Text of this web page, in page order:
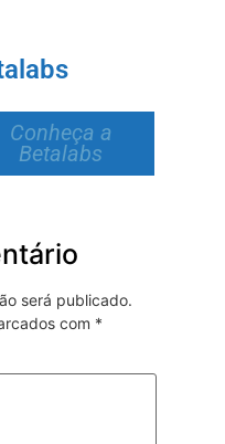
Conheça a
Betalabs
será publicado.
com *